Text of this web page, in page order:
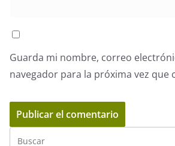
Guarda mi nombre, correo
navegador para la próxima vez que